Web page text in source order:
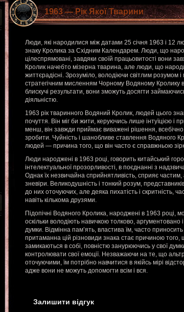
1963 — Рік Якої Тварини
Люди, які народилися між датами 25 січня 1963 і 12
знаку Кролика за Східним Календарем. Люди, що
цілеспрямовані, завдяки своїй працьовитості вони
Кролик начебто мізерна тварина, але люди, що
життєрадісні. Зрозуміло, володіючи світлим розумом
стратегічним мисленням Чорному Водяному Кролику
блискучі результати, вони зможуть досягти
діяльністю.
1963 рік тваринного Водяний Кролик, людей цього
почуття. Він міг би жити, керуючись лише інтуїцією і
менш, він завжди приймає виважені рішення,
зробити. Чуйність і шанобливе ставлення Водяного
людей — причина того, що він часто є справжньою
Люди народжені в 1963 році, говорить китайський
інтелектуальної прозорливості, в поєднанні з
Однак їх незвичайна сприйнятливість, сприяє
зневіри. Великодушність і тонкий розум,
до них оточуючих, але деяка пихатість і скритність,
навіть кількома друзями.
Підопічні Водяного Кролика, народжені в 1963 році,
оскільки володіють навичкою толково, аргументовано
думки. Відмінна пам’ять, властива їм, часто
притаманна цій різновиди знака стає причиною
замикаються в собі, повністю занурюючись у свої
контролювати свої емоції. Незважаючи на те, що
оточуючими, їм потрібно навчитися в якійсь мірі
адже вони не можуть допомогти всім і вся.
Залишити відгук